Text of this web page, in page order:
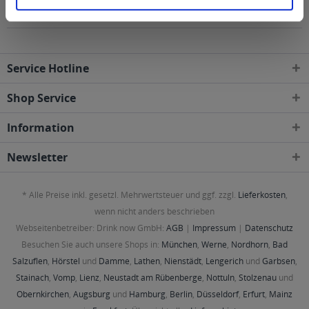
Gebieten geliefert
Service Hotline
Shop Service
Information
Newsletter
* Alle Preise inkl. gesetzl. Mehrwertsteuer und ggf. zzgl. Lieferkosten,
wenn nicht anders beschrieben
Webseitenbetreiber: Drink now GmbH: AGB | Impressum | Datenschutz
Besuchen Sie auch unsere Shops in: München, Werne, Nordhorn, Bad
Salzuflen, Hörstel und Damme, Lathen, Nienstädt, Lengerichund Garbsen,
Stainach, Vomp, Lienz, Neustadt am Rübenberge, Nottuln, Stolzenau und
Obernkirchen, Augsburg und Hamburg, Berlin, Düsseldorf, Erfurt, Mainz